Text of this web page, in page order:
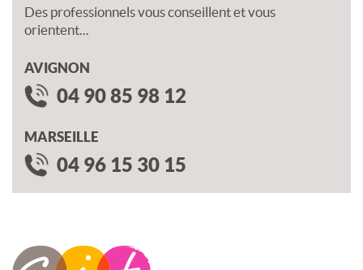
Des professionnels vous conseillent et vous
orientent...
AVIGNON
04 90 85 98 12
MARSEILLE
04 96 15 30 15